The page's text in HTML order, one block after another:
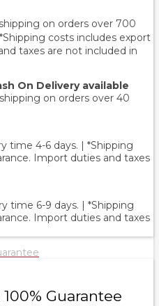
on orders over 700
costs includes export
taxes are not included in
On Delivery available
on orders over 40
time 4-6 days. | *Shipping
Import duties and taxes
time 6-9 days. | *Shipping
Import duties and taxes
Guarantee